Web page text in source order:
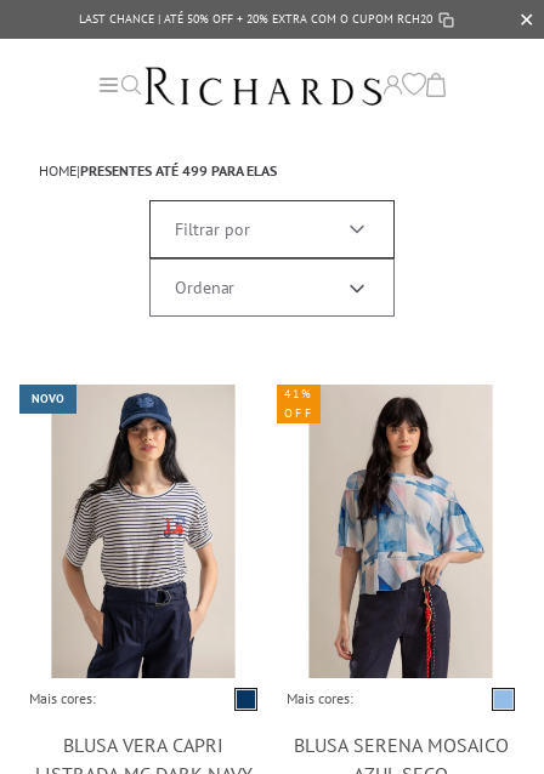
LAST CHANCE | ATÉ 50% OFF + 20% EXTRA COM O CUPOM RCH20 ✕
HOME|PRESENTES ATÉ 499 PARA ELAS
Filtrar por
Mais cores:
BLUSA VERA CAPRI
NOVO
Mais cores:
BLUSA SERENA MOSAICO
41%
OFF